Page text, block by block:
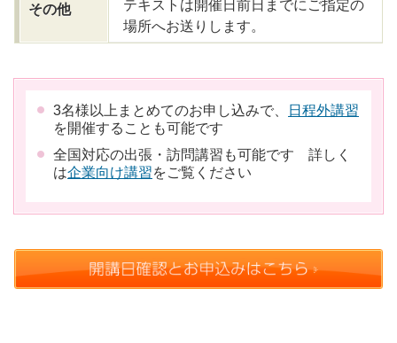
その他
テキストは開催日前日までにご指定の
場所へお送りします。
3名様以上まとめてのお申し込みで、
日程外講習
を開催することも可能です
全国対応の出張・訪問講習も可能です 詳しく
は企業向け講習をご覧ください